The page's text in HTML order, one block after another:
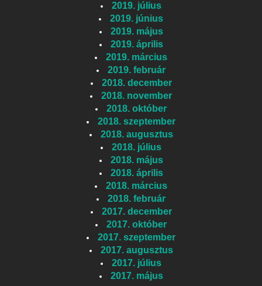
2019. július
2019. június
2019. május
2019. április
2019. március
2019. február
2018. december
2018. november
2018. október
2018. szeptember
2018. augusztus
2018. július
2018. május
2018. április
2018. március
2018. február
2017. december
2017. október
2017. szeptember
2017. augusztus
2017. július
2017. május